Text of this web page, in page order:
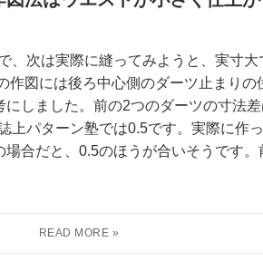
、次は実際に縫ってみようと、実寸
作図には後ろ中心側のダーツ止まり
しました。前の2つのダーツの寸法
上パターン塾では0.5です。実際に作
合だと、0.5のほうが合いそうです